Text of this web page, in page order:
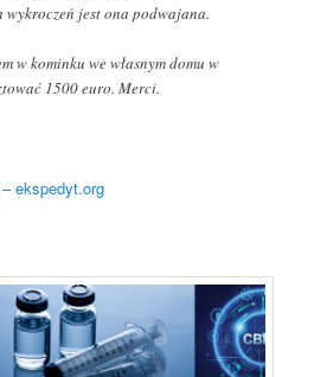
jest ona podwajana.
w kominku we własnym domu w
1500 euro. Merci.
ekspedyt.org